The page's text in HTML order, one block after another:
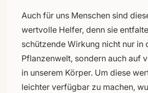
Auch für uns Menschen sind
wertvolle Helfer, denn sie
schützende Wirkung nicht nur in
Pflanzenwelt, sondern auch auf
in unserem Körper. Um diese
leichter verfügbar zu machen,